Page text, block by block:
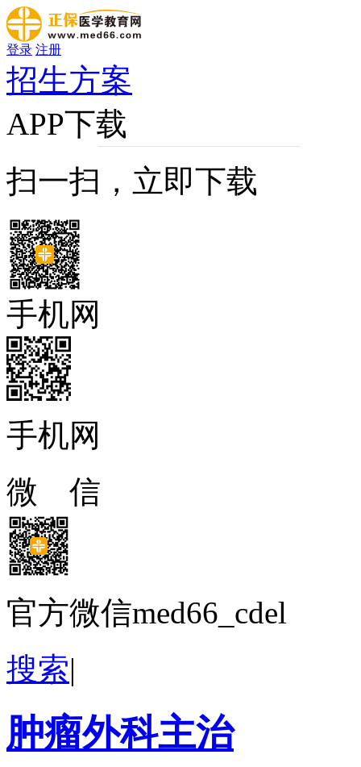
登录 注册
招生方案
APP下载
扫一扫，立即下载
手机网
手机网
微 信
官方微信med66_cdel
搜索|
肿瘤外科主治